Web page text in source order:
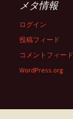
メタ情報
ログイン
投稿フィード
コメントフィード
WordPress.org